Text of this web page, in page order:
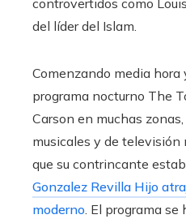
controvertidos como
del líder del Islam.
Comenzando media hora
programa nocturno The
Carson en muchas
musicales y de televisión
que su contrincante
Gonzalez Revilla Hijo
moderno. El programa se